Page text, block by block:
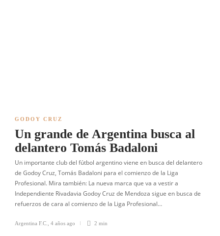
GODOY CRUZ
Un grande de Argentina busca al
delantero Tomás Badaloni
Un importante club del fútbol argentino viene en busca del delantero
de Godoy Cruz, Tomás Badaloni para el comienzo de la Liga
Profesional. Mira también: La nueva marca que va a vestir a
Independiente Rivadavia Godoy Cruz de Mendoza sigue en busca de
refuerzos de cara al comienzo de la Liga Profesional…
Argentina F.C. 4 años ago 2 min